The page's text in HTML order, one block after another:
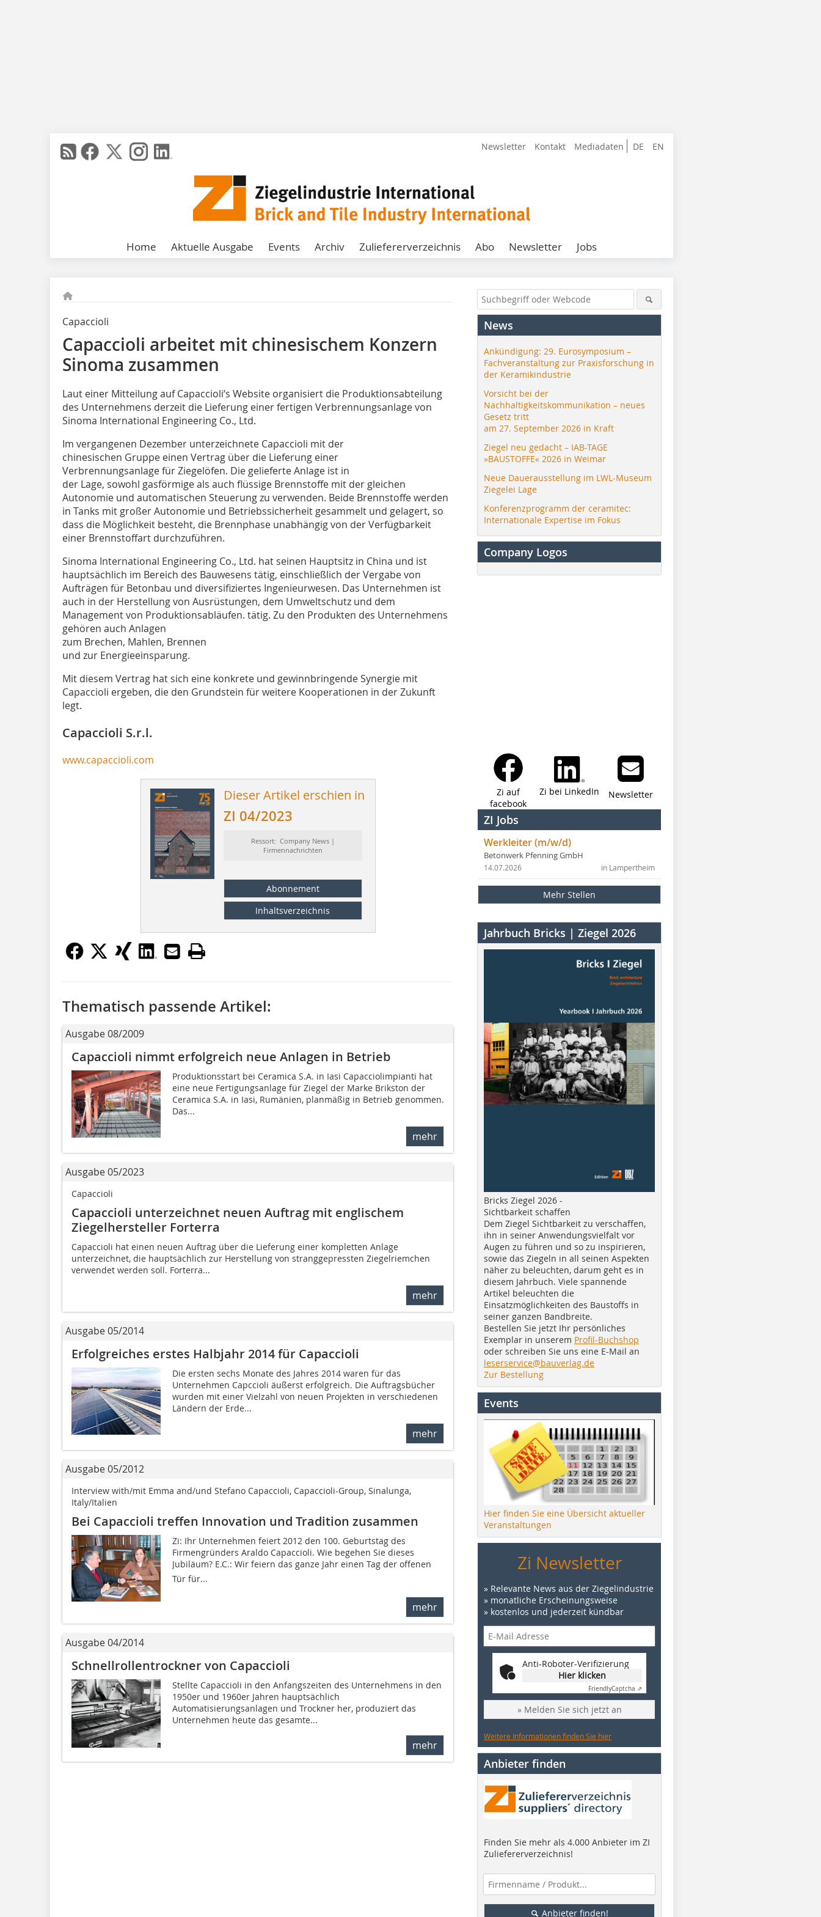
DE EN
Newsletter Kontakt Mediadaten
Home Aktuelle Ausgabe Events Archiv Zuliefererverzeichnis Abo Newsletter Jobs
Capaccioli
Capaccioli arbeitet mit chinesischem Konzern
Sinoma zusammen
Laut einer Mitteilung auf Capaccioli‘s Website organisiert die Produktionsabteilung
des Unternehmens derzeit die Lieferung einer fertigen Verbrennungsanlage von
Sinoma International Engineering Co., Ltd.
Im vergangenen Dezember unterzeichnete Capaccioli mit der
chinesischen Gruppe einen Vertrag über die Lieferung einer
Verbrennungsanlage für Ziegelöfen. Die gelieferte Anlage ist in
der Lage, sowohl gasförmige als auch flüssige Brennstoffe mit der gleichen
Autonomie und automatischen Steuerung zu verwenden. Beide Brennstoffe werden
in Tanks mit großer Autonomie und Betriebssicherheit gesammelt und gelagert, so
dass die Möglichkeit besteht, die Brennphase unabhängig von der Verfügbarkeit
einer Brennstoffart durchzuführen.
Sinoma International Engineering Co., Ltd. hat seinen Hauptsitz in China und ist
hauptsächlich im Bereich des Bauwesens tätig, einschließlich der Vergabe von
Aufträgen für Betonbau und diversifiziertes Ingenieurwesen. Das Unternehmen ist
auch in der Herstellung von Ausrüstungen, dem Umweltschutz und dem
Management von Produktionsabläufen. tätig. Zu den Produkten des Unternehmens
gehören auch Anlagen
zum Brechen, Mahlen, Brennen
und zur Energieeinsparung.
Mit diesem Vertrag hat sich eine konkrete und gewinnbringende Synergie mit
Capaccioli ergeben, die den Grundstein für weitere Kooperationen in der Zukunft
legt.
Capaccioli S.r.l.
www.capaccioli.com
Dieser Artikel erschien in
ZI 04/2023
Ressort: Company News |
Firmennachrichten
Abonnement
Inhaltsverzeichnis
Thematisch passende Artikel:
Ausgabe 08/2009
Capaccioli nimmt erfolgreich neue Anlagen in Betrieb
Produktionsstart bei ­Ceramica S.A. in Iasi Capacciolimpianti hat
eine neue Fertigungsanlage für Ziegel der Marke Brikston der
Ceramica S.A. in Iasi, Rumänien, planmäßig in Betrieb genommen.
Das...
mehr
Ausgabe 05/2023
Capaccioli
Capaccioli unterzeichnet neuen Auftrag mit englischem
Ziegelhersteller Forterra
Capaccioli hat einen neuen Auftrag über die Lieferung einer kompletten Anlage
unterzeichnet, die hauptsächlich zur Herstellung von stranggepressten Ziegelriemchen
verwendet werden soll. Forterra...
mehr
Ausgabe 05/2014
Erfolgreiches erstes Halbjahr 2014 für Capaccioli
Die ersten sechs Monate des Jahres 2014 waren für das
Unternehmen Capccioli äußerst erfolgreich. Die Auftragsbücher
wurden mit einer Vielzahl von neuen Projekten in verschiedenen
Ländern der Erde...
mehr
Ausgabe 05/2012
Interview with/mit Emma and/und Stefano Capaccioli, Capaccioli-Group, Sinalunga,
Italy/Italien
Bei Capaccioli treffen Innovation und Tradition zusammen
Zi: Ihr Unternehmen feiert 2012 den 100. Geburtstag des
Firmengründers Araldo Capaccioli. Wie begehen Sie dieses
Jubiläum? E.C.: Wir feiern das ganze Jahr einen Tag der offenen
Tür für...
mehr
Ausgabe 04/2014
Schnellrollentrockner von Capaccioli
Stellte Capaccioli in den Anfangszeiten des Unternehmens in den
1950er und 1960er Jahren hauptsächlich
Automatisierungsanlagen und Trockner her, produziert das
Unternehmen heute das gesamte...
mehr
News
Ankündigung: 29. Eurosymposium –
Fachveranstaltung zur Praxisforschung in
der Keramikindustrie
Vorsicht bei der
Nachhaltigkeitskommunikation – neues
Gesetz tritt
am 27. September 2026 in Kraft
Ziegel neu gedacht – IAB-TAGE
»BAUSTOFFE« 2026 in Weimar
Neue Dauerausstellung im LWL-Museum
Ziegelei Lage
Konferenzprogramm der ceramitec:
Internationale Expertise im Fokus
Company Logos
Zi auf
facebook
Zi bei LinkedIn Newsletter
ZI Jobs
Werkleiter (m/w/d)
Betonwerk Pfenning GmbH
in Lampertheim
14.07.2026
Mehr Stellen
Jahrbuch Bricks | Ziegel 2026
Bricks Ziegel 2026 -
Sichtbarkeit schaffen
Dem Ziegel Sichtbarkeit zu verschaffen,
ihn in seiner Anwendungsvielfalt vor
Augen zu führen und so zu inspirieren,
sowie das Ziegeln in all seinen Aspekten
näher zu beleuchten, darum geht es in
diesem Jahrbuch. Viele spannende
Artikel beleuchten die
Einsatzmöglichkeiten des Baustoffs in
seiner ganzen Bandbreite.
Bestellen Sie jetzt Ihr persönliches
Exemplar in unserem Profil-Buchshop
oder schreiben Sie uns eine E-Mail an
leserservice@bauverlag.de
Zur Bestellung
Events
Hier finden Sie eine Übersicht aktueller
Veranstaltungen
Zi Newsletter
» Relevante News aus der Ziegelindustrie
» monatliche Erscheinungsweise
» kostenlos und jederzeit kündbar
Anti-Roboter-Verifizierung
Hier klicken
FriendlyCaptcha ⇗
» Melden Sie sich jetzt an
Weitere Informationen finden Sie hier
Anbieter finden
Finden Sie mehr als 4.000 Anbieter im ZI
Zuliefererverzeichnis!
Anbieter finden!